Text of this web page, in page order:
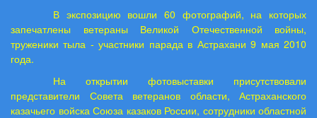
В экспозицию вошли 60 фотографий, на которых
запечатлены ветераны Великой Отечественной войны,
труженики тыла - участники парада в Астрахани 9 мая 2010
года.
На открытии фотовыставки присутствовали
представители Совета ветеранов области, Астраханского
казачьего войска Союза казаков России, сотрудники областной